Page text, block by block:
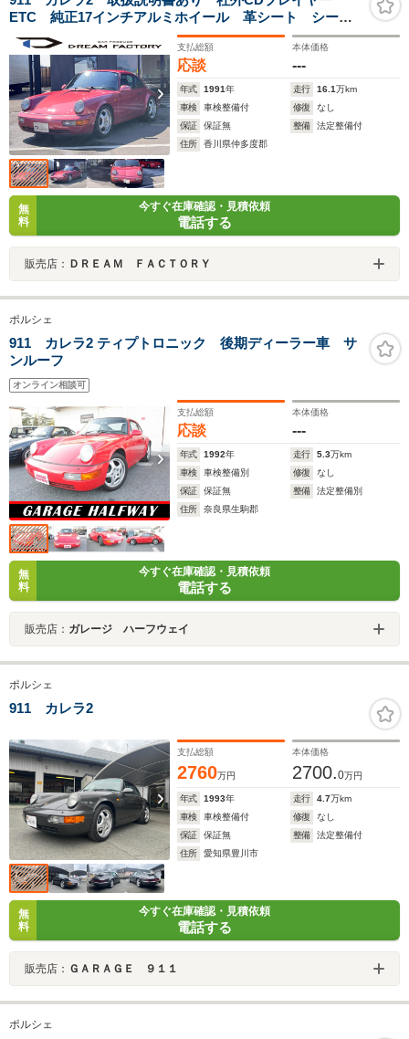
ETC 純正17インチアルミホイール 革シート シート
ヒーター 電動シート前後・バックレスト調整 可動式
リアスポイラー 全塗装(元色 赤)
支払総額
応談
本体価格
---
年式 1991年 走行 16.1万km
車検
車検整備付 修復
なし
保証
保証無 整備
法定整備付
住所
香川県仲多度郡
無
料
今すぐ在庫確認・見積依頼
電話する
販売店： ＤＲＥＡＭ ＦＡＣＴＯＲＹ
ポルシェ
911 カレラ2 ティプトロニック 後期ディーラー車 サ
ンルーフ
オンライン相談可
支払総額
応談
本体価格
---
年式 1992年 走行 5.3万km
車検
車検整備別 修復
なし
保証
保証無 整備
法定整備別
住所
奈良県生駒郡
無
料
今すぐ在庫確認・見積依頼
電話する
販売店： ガレージ ハーフウェイ
ポルシェ
911 カレラ2
支払総額
2760万円
本体価格
2700.0万円
年式 1993年 走行 4.7万km
車検
車検整備付 修復
なし
保証
保証無 整備
法定整備付
住所
愛知県豊川市
無
料
今すぐ在庫確認・見積依頼
電話する
販売店： ＧＡＲＡＧＥ ９１１
ポルシェ